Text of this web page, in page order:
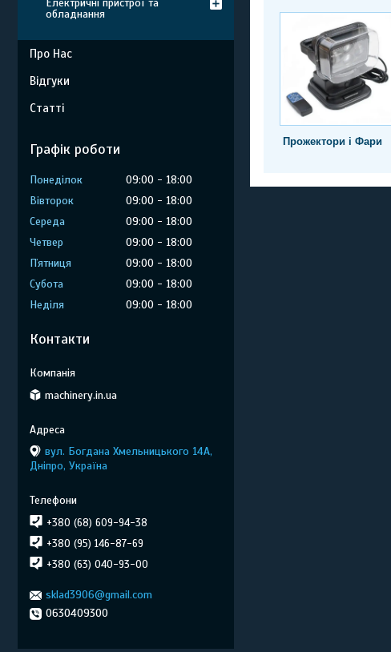
Прожектори і Фари
Електричні пристрої та
обладнання
Про Нас
Відгуки
Статті
Графік роботи
Понеділок 09:00
18:00
Вівторок
09:00
18:00
Середа
09:00
18:00
Четвер
09:00
18:00
Пʼятниця
09:00
18:00
Субота
09:00
18:00
Неділя
09:00 18:00
Контакти
machinery.in.ua
вул. Богдана Хмельницького 14А,
Дніпро, Україна
+380 (68) 609-94-38
+380 (95) 146-87-69
+380 (63) 040-93-00
sklad3906@gmail.com
0630409300